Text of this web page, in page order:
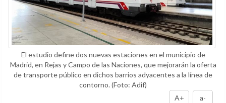
El estudio define dos nuevas estaciones en el municipio de
Madrid, en Rejas y Campo de las Naciones, que mejorarán la oferta
de transporte público en dichos barrios adyacentes a la línea de
contorno.(Foto: Adif)
A+
a-